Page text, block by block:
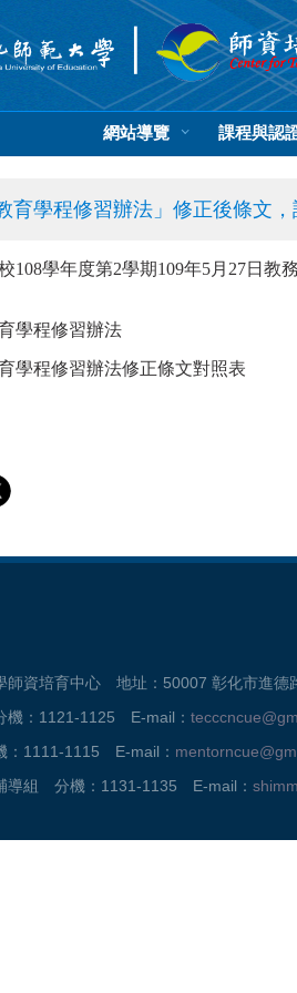
網站導覽 課程與認
育學程修習辦法」修正後條文，
108學年度第2學期109年5月27日教
學程修習辦法
學程修習辦法修正條文對照表
師資培育中心 地址：50007 彰化市進
：1121-1125 E-mail：
1111-1115 E-mail：
導組 分機：1131-1135 E-mail：